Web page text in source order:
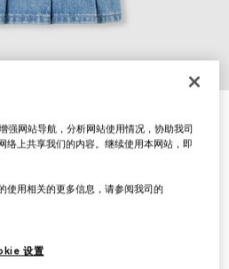
网站导航，分析网站使用情况，协助我司
络上共享我们的内容。继续使用本网站，即
使用相关的更多信息，请参阅我司的
设置